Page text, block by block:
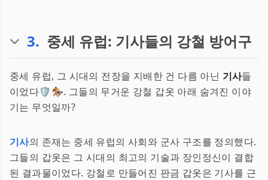
3. 중세 유럽: 기사들의 강철 방어구
중세 유럽, 그 시대의 전장을 지배한 건 다름 아닌 기사들
이었다🛡️🏇. 그들의 무거운 강철 갑옷 아래 숨겨진 이야
기는 무엇일까?
기사의 존재는 중세 유럽의 사회와 군사 구조를 정의했다.
그들의 갑옷은 그 시대의 최고의 기술과 장인정신이 결합
된 결과물이었다. 강철로 만들어진 판금 갑옷은 기사를 근